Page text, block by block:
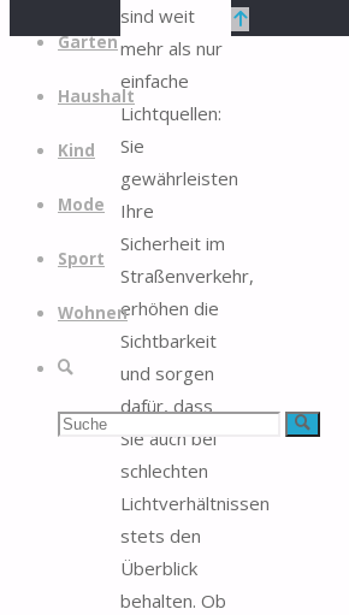
Garten
Haushalt
Kind
Mode
Sport
Wohnen
Suche
Suchen Suche
sind weit
mehr als nur
einfache
Lichtquellen:
Sie
gewährleisten
Ihre
Sicherheit im
Straßenverkehr,
erhöhen die
Sichtbarkeit
und sorgen
dafür, dass
Sie auch bei
schlechten
Lichtverhältnissen
stets den
Überblick
behalten. Ob
Zurück